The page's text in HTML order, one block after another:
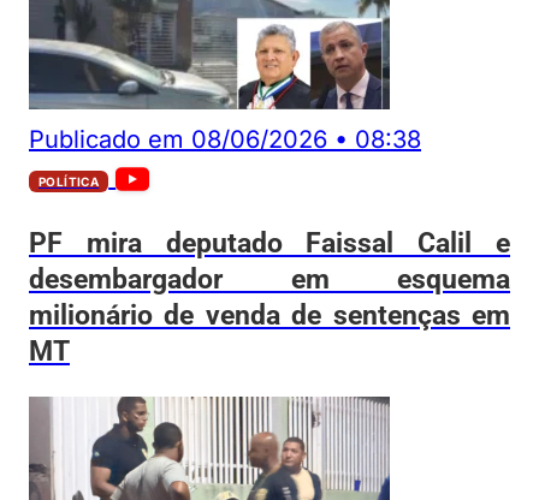
Publicado em 08/06/2026 • 08:38
POLÍTICA
PF mira deputado Faissal Calil e
desembargador em esquema
milionário de venda de sentenças em
MT